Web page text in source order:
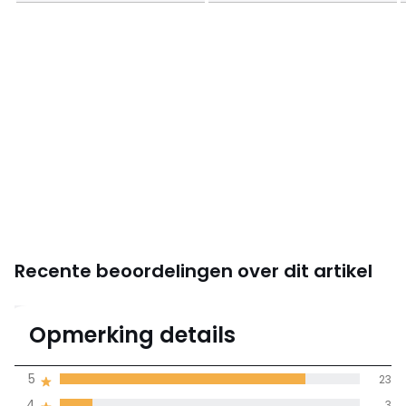
Recente beoordelingen over dit artikel
4,6
gemiddelde bereikt
door alle landen
Opmerking details
5 23